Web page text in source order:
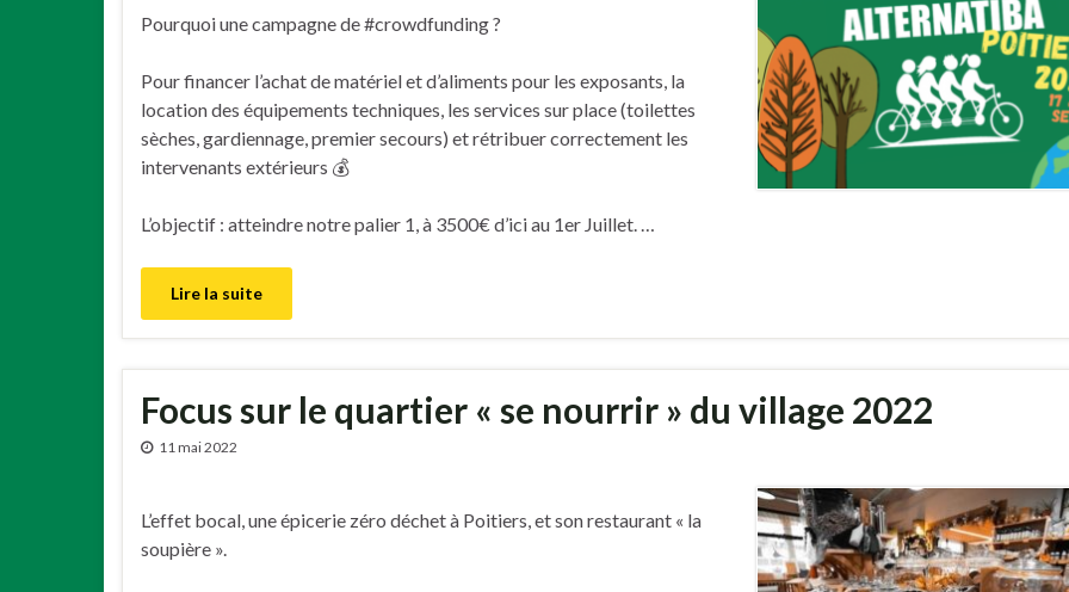
Pourquoi une campagne de #crowdfunding ?
Pour financer l’achat de matériel et d’aliments pour les exposants, la
location des équipements techniques, les services sur place (toilettes
sèches, gardiennage, premier secours) et rétribuer correctement les
intervenants extérieurs 💰
L’objectif : atteindre notre palier 1, à 3500€ d’ici au 1er Juillet. …
Lire la suite
Focus sur le quartier « se nourrir » du village 2022
11 mai 2022
L’effet bocal, une épicerie zéro déchet à Poitiers, et son restaurant « la
soupière ».